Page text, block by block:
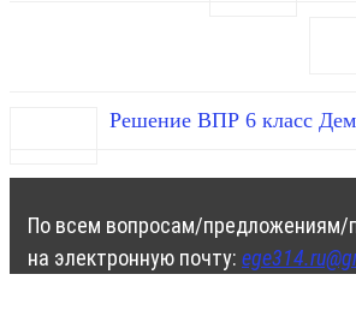
Решение ВПР 6 класс
По всем вопросам/
на электронную почту: